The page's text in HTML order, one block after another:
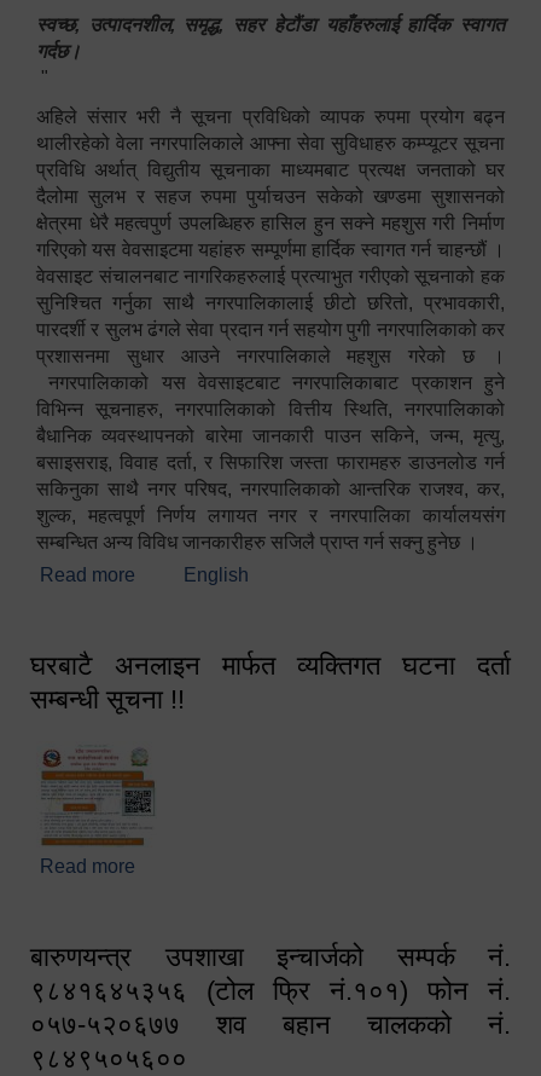
स्वच्छ, उत्पादनशील, समृद्ध, सहर हेटौंडा यहाँहरुलाई हार्दिक स्वागत
गर्दछ।
"
अहिले संसार भरी नै सूचना प्रविधिको व्यापक रुपमा प्रयोग बढ्न
थालीरहेको वेला नगरपालिकाले आफ्ना सेवा सुविधाहरु कम्प्यूटर सूचना
प्रविधि अर्थात् विद्युतीय सूचनाका माध्यमबाट प्रत्यक्ष जनताको घर
दैलोमा सुलभ र सहज रुपमा पुर्याचउन सकेको खण्डमा सुशासनको
क्षेत्रमा धेरै महत्वपुर्ण उपलब्धिहरु हासिल हुन सक्ने महशुस गरी निर्माण
गरिएको यस वेवसाइटमा यहांहरु सम्पूर्णमा हार्दिक स्वागत गर्न चाहन्छौं ।
वेवसाइट संचालनबाट नागरिकहरुलाई प्रत्याभुत गरीएको सूचनाको हक
सुनिश्चित गर्नुका साथै नगरपालिकालाई छीटो छरितो, प्रभावकारी,
पारदर्शी र सुलभ ढंगले सेवा प्रदान गर्न सहयोग पुगी नगरपालिकाको कर
प्रशासनमा सुधार आउने नगरपालिकाले महशुस गरेको छ ।
नगरपालिकाको यस वेवसाइटबाट नगरपालिकाबाट प्रकाशन हुने
विभिन्न सूचनाहरु, नगरपालिकाको वित्तीय स्थिति, नगरपालिकाको
बैधानिक व्यवस्थापनको बारेमा जानकारी पाउन सकिने, जन्म, मृत्यु,
बसाइसराइ, विवाह दर्ता, र सिफारिश जस्ता फारामहरु डाउनलोड गर्न
सकिनुका साथै नगर परिषद, नगरपालिकाको आन्तरिक राजश्व, कर,
शुल्क, महत्वपूर्ण निर्णय लगायत नगर र नगरपालिका कार्यालयसंग
सम्बन्धित अन्य विविध जानकारीहरु सजिलै प्राप्त गर्न सक्नु हुनेछ ।
Read more about स्वागतम!!!
English
घरबाटै अनलाइन मार्फत व्यक्तिगत घटना दर्ता
सम्बन्धी सूचना !!
Read more
बारुणयन्त्र उपशाखा इन्चार्जको सम्पर्क नं.
९८४१६४५३५६ (टोल फ्रि नं.१०१) फोन नं.
०५७-५२०६७७ शव बहान चालकको नं.
९८४९५०५६००